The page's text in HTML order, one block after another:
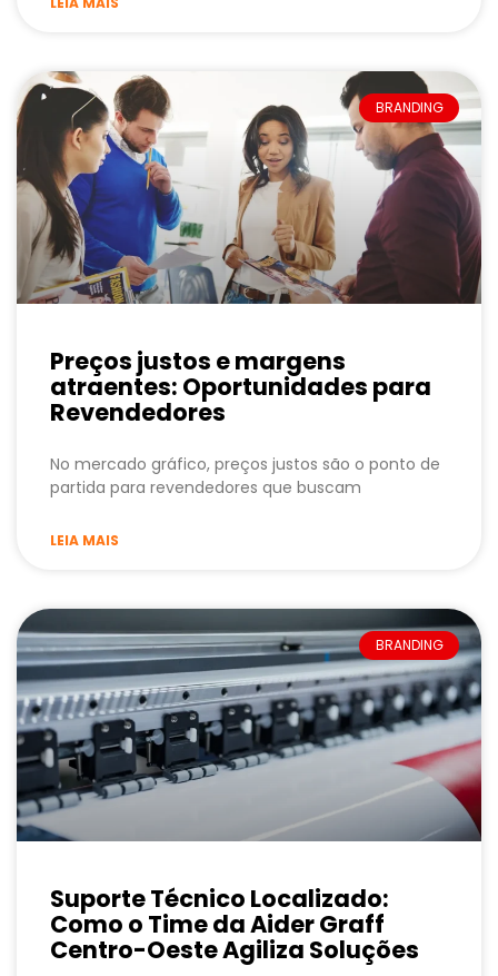
BRANDING
Preços justos e margens
atraentes: Oportunidades para
Revendedores
No mercado gráfico, preços justos são o ponto de
partida para revendedores que buscam
LEIA MAIS
BRANDING
Suporte Técnico Localizado:
Como o Time da Aider Graff
Centro-Oeste Agiliza Soluções